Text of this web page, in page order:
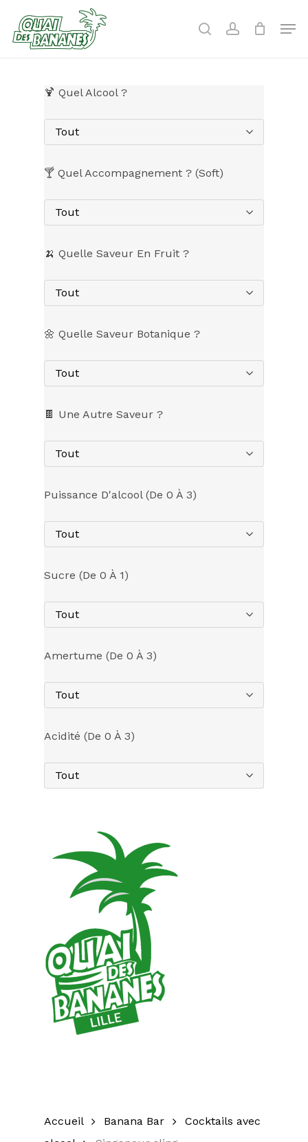
main
content
searchaccount
🍹 Quel Alcool ?
Tout
🍸 Quel Accompagnement ? (Soft)
Tout
🍌 Quelle Saveur En Fruit ?
Tout
🌼 Quelle Saveur Botanique ?
Tout
🍫 Une Autre Saveur ?
Tout
Puissance D'alcool (de 0 À 3)
Tout
Sucre (de 0 À 1)
Tout
Amertume (de 0 À 3)
Tout
Acidité (de 0 À 3)
Tout
Accueil Banana Bar
Cocktails avec